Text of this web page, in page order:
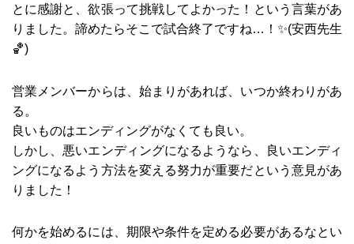
とに感謝と、欲張って挑戦してよかった！という言葉があ
りました。諦めたらそこで試合終了ですね…！✨(安西先生
🏀)
営業メンバーからは、始まりがあれば、いつか終わりがあ
る。
良いものはエンディングがなくても良い。
しかし、悪いエンディングになるようなら、良いエンディ
ングになるよう方法を変える努力が重要だという意見があ
りました！
何かを始めるには、期限や条件を定める必要があるなとい